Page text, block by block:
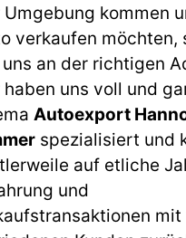
Umgebung kommen
verkaufen möchten,
an der richtigen
haben uns voll und
Autoexport
spezialisiert und
auf etliche
und
mit